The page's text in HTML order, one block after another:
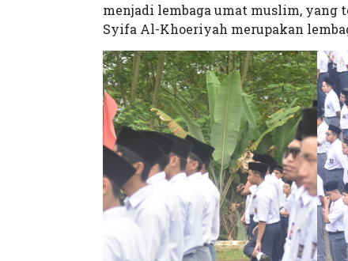
menjadi lembaga umat muslim, yang
Syifa Al-Khoeriyah merupakan